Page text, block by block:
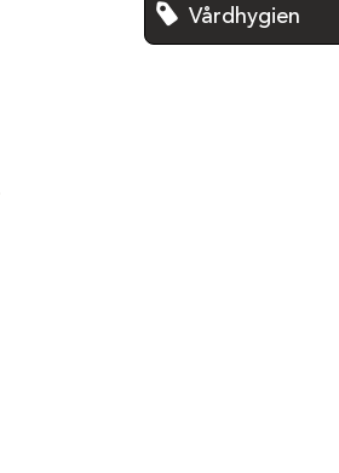
Vårdhygien